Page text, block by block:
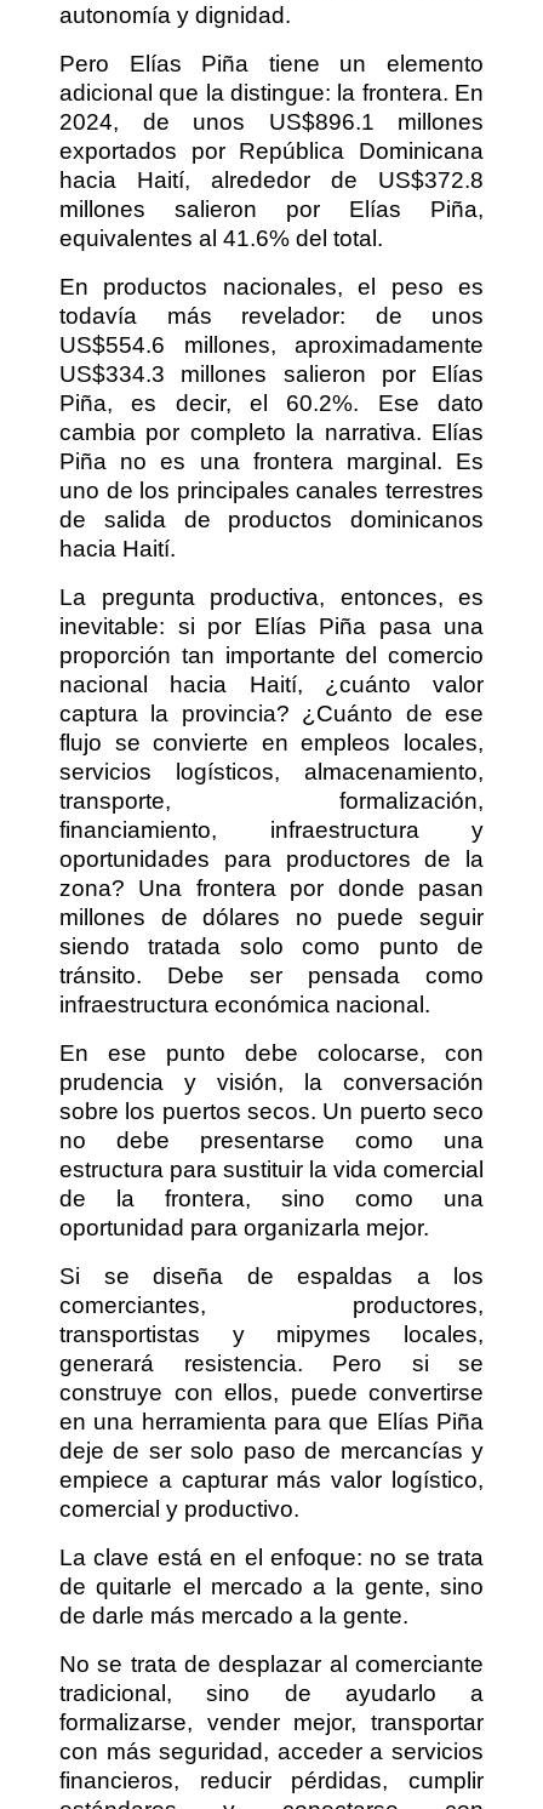
autonomía y dignidad.
Pero Elías Piña tiene un elemento
adicional que la distingue: la frontera. En
2024, de unos US$896.1 millones
exportados por República Dominicana
hacia Haití, alrededor de US$372.8
millones salieron por Elías Piña,
equivalentes al 41.6% del total.
En productos nacionales, el peso es
todavía más revelador: de unos
US$554.6 millones, aproximadamente
US$334.3 millones salieron por Elías
Piña, es decir, el 60.2%. Ese dato
cambia por completo la narrativa. Elías
Piña no es una frontera marginal. Es
uno de los principales canales terrestres
de salida de productos dominicanos
hacia Haití.
La pregunta productiva, entonces, es
inevitable: si por Elías Piña pasa una
proporción tan importante del comercio
nacional hacia Haití, ¿cuánto valor
captura la provincia? ¿Cuánto de ese
flujo se convierte en empleos locales,
servicios logísticos, almacenamiento,
transporte, formalización,
financiamiento, infraestructura y
oportunidades para productores de la
zona? Una frontera por donde pasan
millones de dólares no puede seguir
siendo tratada solo como punto de
tránsito. Debe ser pensada como
infraestructura económica nacional.
En ese punto debe colocarse, con
prudencia y visión, la conversación
sobre los puertos secos. Un puerto seco
no debe presentarse como una
estructura para sustituir la vida comercial
de la frontera, sino como una
oportunidad para organizarla mejor.
Si se diseña de espaldas a los
comerciantes, productores,
transportistas y mipymes locales,
generará resistencia. Pero si se
construye con ellos, puede convertirse
en una herramienta para que Elías Piña
deje de ser solo paso de mercancías y
empiece a capturar más valor logístico,
comercial y productivo.
La clave está en el enfoque: no se trata
de quitarle el mercado a la gente, sino
de darle más mercado a la gente.
No se trata de desplazar al comerciante
tradicional, sino de ayudarlo a
formalizarse, vender mejor, transportar
con más seguridad, acceder a servicios
financieros, reducir pérdidas, cumplir